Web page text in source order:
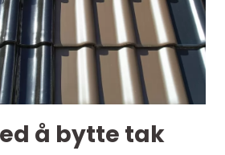
å bytte tak